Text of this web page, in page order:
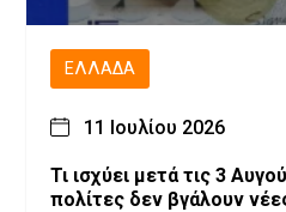
ΕΛΛΆΔΑ
11 Ιουλίου 2026
Τι ισχύει μετά τις 3
πολίτες δεν βγάλουν